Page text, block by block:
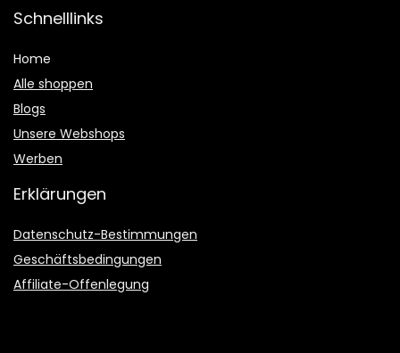
Schnelllinks
Home
Alle shoppen
Blogs
Unsere Webshops
Werben
Erklärungen
Datenschutz-Bestimmungen
Geschäftsbedingungen
Affiliate-Offenlegung